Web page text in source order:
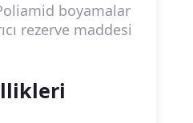
boyamalar
rezerve maddesi